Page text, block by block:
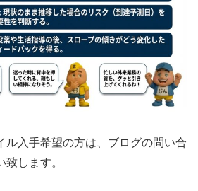
ル入手希望の方は、ブログの問い合
します。